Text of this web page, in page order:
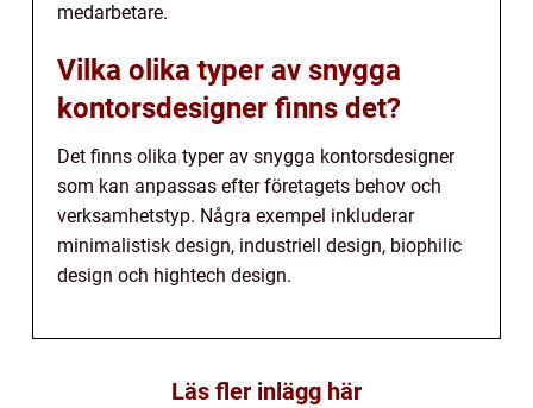
medarbetare.
Vilka olika typer av snygga
kontorsdesigner finns det?
Det finns olika typer av snygga kontorsdesigner
som kan anpassas efter företagets behov och
verksamhetstyp. Några exempel inkluderar
minimalistisk design, industriell design, biophilic
design och hightech design.
Läs fler inlägg här